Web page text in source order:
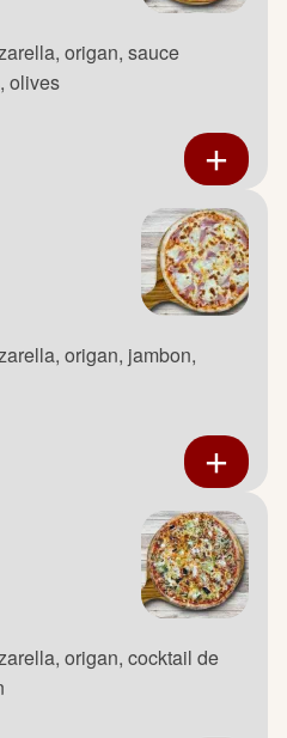
origan, sauce
olives
origan, jambon,
origan, cocktail de